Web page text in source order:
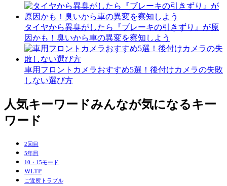
タイヤから異臭がしたら『ブレーキの引きずり』が原
因かも！臭いから車の異変を察知しよう
車用フロントカメラおすすめ5選！後付けカメラの失敗
しない選び方
人気キーワードみんなが気になるキー
ワード
2回目
5年目
10・15モード
WLTP
ご近所トラブル